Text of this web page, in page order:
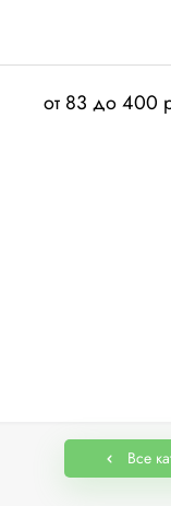
от 83 до 400
Все